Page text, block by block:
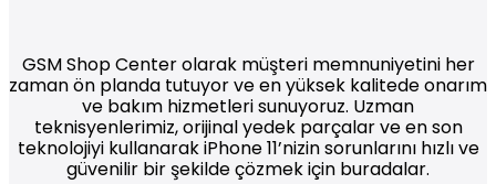
GSM Shop Center olarak müşteri memnuniyetini her
zaman ön planda tutuyor ve en yüksek kalitede onarım
ve bakım hizmetleri sunuyoruz. Uzman
teknisyenlerimiz, orijinal yedek parçalar ve en son
teknolojiyi kullanarak iPhone 11’nizin sorunlarını hızlı ve
güvenilir bir şekilde çözmek için buradalar.